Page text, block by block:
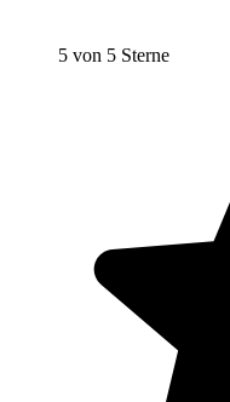
5 von 5 Sterne